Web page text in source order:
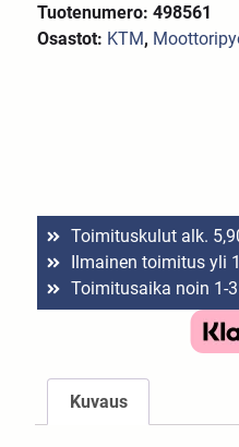
Tuotenumero: 498561
Osastot: KTM,
Toimituskulut alk.
Ilmainen toimitus yli
Toimitusaika noin 1-
Kuvaus